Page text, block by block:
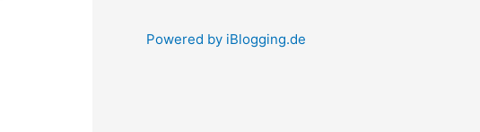
Powered by iBlogging.de